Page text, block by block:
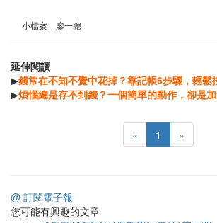
小檔案＿廖一聰
延伸閱讀
▶錢常在不知不覺中花掉？靠記帳6步驟，輕鬆
▶煩惱總是存不到錢？一個簡單的動作，卻是
« 1 »
@ 訂閱電子報
您可能有興趣的文章